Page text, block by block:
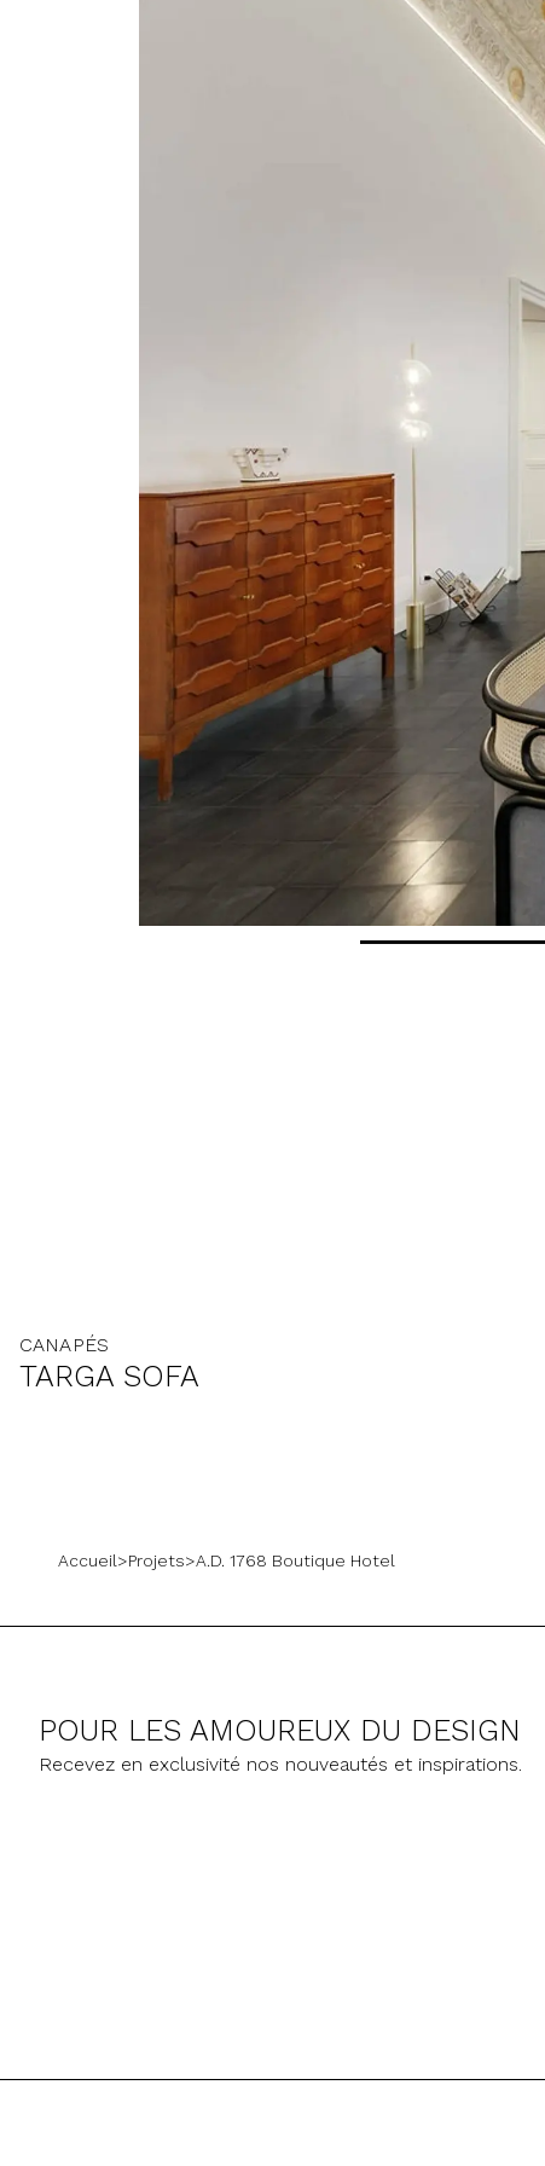
CANAPÉS
TARGA SOFA
Accueil>Projets>A.D. 1768 Boutique Hotel
POUR LES AMOUREUX DU DESIGN
Recevez en exclusivité nos nouveautés et inspirations.